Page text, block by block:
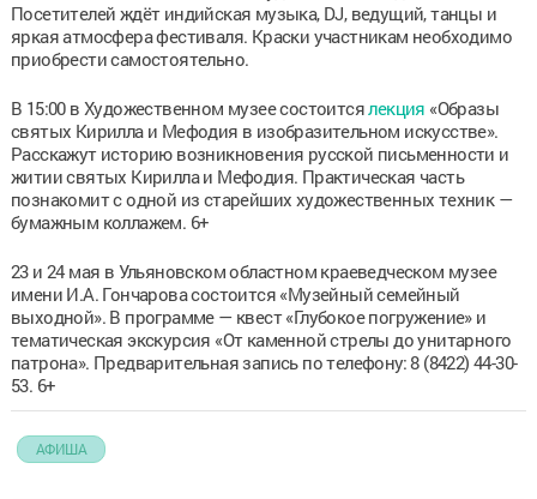
Посетителей ждёт индийская музыка, DJ, ведущий, танцы и
яркая атмосфера фестиваля. Краски участникам необходимо
приобрести самостоятельно.
В 15:00 в Художественном музее состоитсялекция «Образы
святых Кирилла и Мефодия в изобразительном искусстве».
Расскажут историю возникновения русской письменности и
житии святых Кирилла и Мефодия. Практическая часть
познакомит с одной из старейших художественных техник —
бумажным коллажем. 6+
23 и 24 мая в Ульяновском областном краеведческом музее
имени И.А. Гончарова состоится «Музейный семейный
выходной». В программе — квест «Глубокое погружение» и
тематическая экскурсия «От каменной стрелы до унитарного
патрона». Предварительная запись по телефону: 8 (8422) 44-30-
53. 6+
АФИША